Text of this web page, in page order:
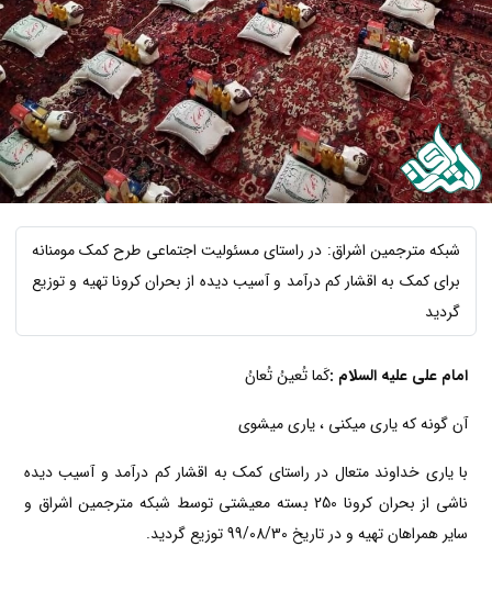
شبکه مترجمین اشراق: در راستای مسئولیت اجتماعی طرح کمک مومنانه
برای کمک به اقشار کم درآمد و آسیب دیده از بحران کرونا تهیه و توزیع
گردید
امام علی‏ علیه السلام :کَما تُعینُ تُعانُ
آن گونه که یاری می‏کنی ، یاری می‏شوی
با یاری خداوند متعال در راستای کمک به اقشار کم درآمد و آسیب دیده
ناشی از بحران کرونا 250 بسته معیشتی توسط شبکه مترجمین اشراق و
سایر همراهان تهیه و در تاریخ 99/08/30 توزیع گردید.